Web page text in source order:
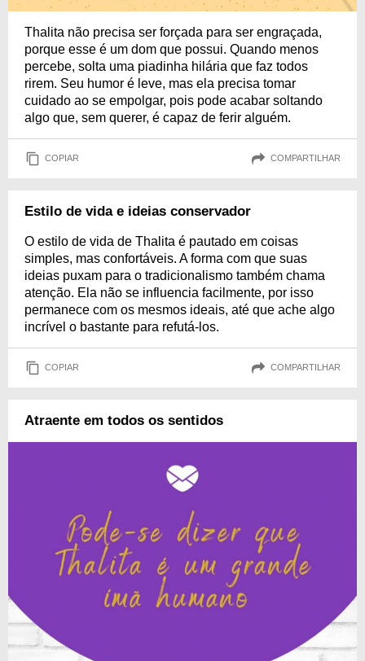
Thalita não precisa ser forçada para ser engraçada,
porque esse é um dom que possui. Quando menos
percebe, solta uma piadinha hilária que faz todos
rirem. Seu humor é leve, mas ela precisa tomar
cuidado ao se empolgar, pois pode acabar soltando
algo que, sem querer, é capaz de ferir alguém.
COPIAR COMPARTILHAR
Estilo de vida e ideias conservador
O estilo de vida de Thalita é pautado em coisas
simples, mas confortáveis. A forma com que suas
ideias puxam para o tradicionalismo também chama
atenção. Ela não se influencia facilmente, por isso
permanece com os mesmos ideais, até que ache algo
incrível o bastante para refutá-los.
COPIAR COMPARTILHAR
Atraente em todos os sentidos